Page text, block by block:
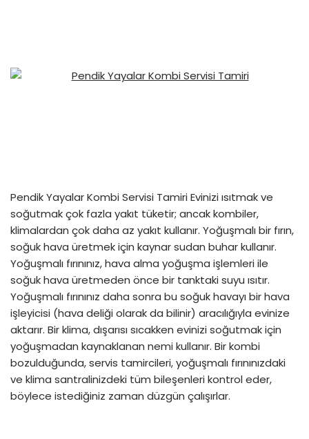
Pendik Yayalar Kombi Servisi Tamiri Evinizi ısıtmak ve
soğutmak çok fazla yakıt tüketir; ancak kombiler,
klimalardan çok daha az yakıt kullanır. Yoğuşmalı bir fırın,
soğuk hava üretmek için kaynar sudan buhar kullanır.
Yoğuşmalı fırınınız, hava alma yoğuşma işlemleri ile
soğuk hava üretmeden önce bir tanktaki suyu ısıtır.
Yoğuşmalı fırınınız daha sonra bu soğuk havayı bir hava
işleyicisi (hava deliği olarak da bilinir) aracılığıyla evinize
aktarır. Bir klima, dışarısı sıcakken evinizi soğutmak için
yoğuşmadan kaynaklanan nemi kullanır. Bir kombi
bozulduğunda, servis tamircileri, yoğuşmalı fırınınızdaki
ve klima santralinizdeki tüm bileşenleri kontrol eder,
böylece istediğiniz zaman düzgün çalışırlar.